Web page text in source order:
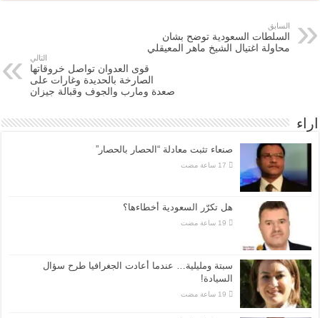
السابق
السلطات السعودية توضح بشان
محاولة اغتيال الشيخ ماهر المعيقلي
التالي
قوى العدوان تواصل خروقاتها
الصارخة بالحديدة وغارات على
صعدة ومارب والجوف وقبالة جيزان
اراء
صنعاء تثبت معادلة “الحصار بالحصار”
هل تكرّر السعودية أخطاءها؟
سبتة ومليلية… عندما أعادت الجغرافيا طرح سؤال
السيادة!